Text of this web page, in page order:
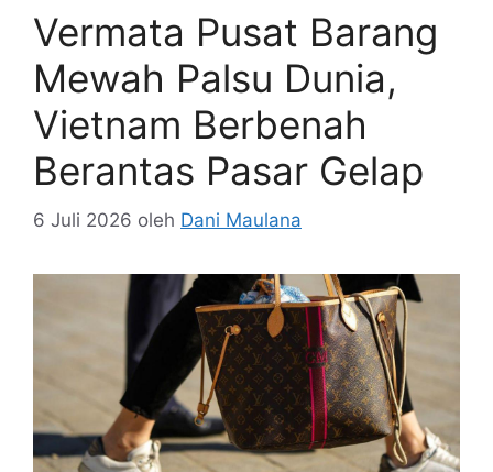
Vermata Pusat Barang
Mewah Palsu Dunia,
Vietnam Berbenah
Berantas Pasar Gelap
6 Juli 2026 oleh Dani Maulana